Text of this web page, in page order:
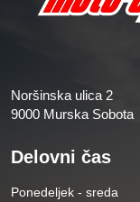
Noršinska ulica 2
9000 Murska Sobota
Delovni čas
Ponedeljek - sreda